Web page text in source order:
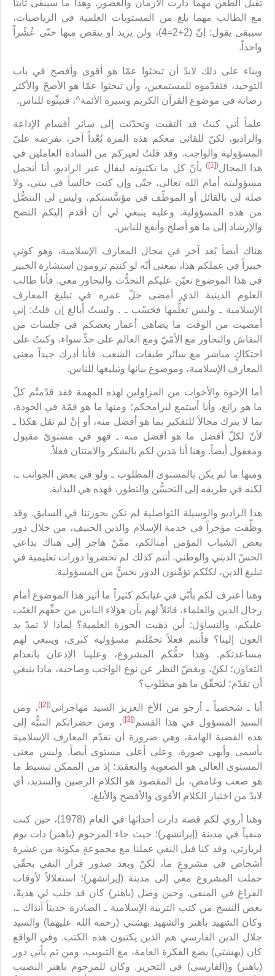
تقبل الطعن مهما دارت الأزمان والعصور. وهذا ما سيبقى ثابتاً
مع الطالب مهما بلغ من المستويات العلمية في الرياضيات،
سيبقى يقول: إنّ (2+2=4)، ولن يزيد أو ينقص منها حتّى عُشْراً
واحداً.
وبناء على ذلك لابدّ أن تبحثوا عمّا هو أقوى وأفصح في باب
التوحيد، فتقدّموه للمستمعين، وأن تبحثوا عمّا هو الأصحّ والأكثر
رصانة في موضوع القرآن الكريم وسيرة الأئمة^، فتبثّوه للناس.
علماً أني كنتُ قد التقيت وتحدّثت إلى سائر أقسام الإذاعة
والراديو، لكنّ للقائي معكم هذه المرة بُعْداً آخر، تفرضه عليّ
المسؤولية والواجب. وقد قلتُ لغيركم من السادة العاملين في
هذا المجال(
[1]
) بأنّ كل ما تكتبونه ليقال عبر الراديو، أنا أتحمل
مسؤوليته أمام الله تعالى، حتّى وإن كنت جالساً في بيتي، ولا
صلة لي بالقائل أو الموظّف في مؤسَّستكم، وليس لي التنصُّل
من هذه المسؤولية. وعليه ينبغي لي أن أقدم إليكم النصح
والإرشاد إلى ما هو أصلح وأنفع للناس.
هناك أيضاً بُعد آخر في مجال المعارف الإسلامية، وهو كوني
خبيراً في عملكم هذا، بمعنى أنّه لو كنتم ترومون استشارة الخبير
في هذا الموضوع تعيّن عليكم التحدُّث والتحاور معي. فأنا طالب
العلوم الدينية الذي أمضى جلّ عمره في تبليغ المعارف
الإسلامية ـ وليس تعلُّمها فحَسْب ـ . ولستُ أبالغ إن قلتُ: إني
أمضيت من الوقت ما يضاهي أعمار بعضكم في جلسات من
النقاش والتحاور مع الأمّيّ ومع العالم على حدٍّ سواء، وكنتُ على
احتكاكٍ مباشر مع سائر طبقات الشعب. فأنا أدرك جيداً معنى
المعارف الإسلامية، وموضوع بيانها وتبليغها للناس.
أما الإخوة والأخوات من المزاولين لهذه المهمة فقد قدّمتُم كلّ
ما هو رائع، وأنا أستمع لبرامجكم؛ ومنها ما هو قمّة في الجودة،
بما لا يترك مجالاً للتفكير بما هو أفضل منه، أو إنْ لم نقل هكذا ـ
لأنّ لكلّ أفضل ما هو أفضل منه ـ فهو في مستوىً مقبول
ومعقول أيضاً. وهنا أنا مَدين لكم بالشكر والامتنان فعلاً.
ومنها ما لم يكن بالمستوى المطلوب ـ ولو في بعض الجوانب ـ،
لكنه في طريقه إلى التحسُّن والتطور، فهذه هي البداية.
هذا الراديو والوسيلة التواصلية لم تكن بحوزتنا في السابق. وقد
وظِّفت مؤخراً في خدمة الإسلام والدين الحنيف، من خلال دور
بعض الشباب المؤمن أمثالكم، ممَّنْ هاجر إلى هناك بداعي
الحسّ الديني والوطني. أنتم كذلك لم تحضروا دورات تعليمية في
تبليغ الدين، لكنّكم تؤمِّنون الدور بحسٍّ من المسؤولية.
وهنا أعترف لكم بأنّي في غيابكم كثيراً ما أثير هذا الموضوع أمام
رجال الدين والعلماء، قائلاً لهم بأن هؤلاء الناس من حقِّهم العَتَب
عليكم، والتساؤل: أين ذهبت الحوزة العلمية؟ لماذا لا تمدّ يد
العون إلينا؟ فأنتم فعلاً تحمَّلتم مسؤولية كبرى، وينبغي لهم
مساعدتكم. وهذا حقُّكم المشروع، وعلينا الإذعان بانعدام
التعاون؛ لكنْ، وبغضّ النظر عن نوع الواجب وصاحبه، ماذا ينبغي
أن تقدّم؛ لتحقّق ما هو مطلوب؟
أنا ـ شخصياً ـ أرجو من الأخ العزيز السيد مهاجراني(
[2]
)، ومن
السيد المسؤول في هذا القسم(
[3]
)، ومن حضراتكم التنبُّه إلى
هذه القضية الهامة، وهي ضرورة أن تقدَّم المعارف الإسلامية
بأسمى وأبهى صورة، وعلى أعلى مستوى أيضاً. وليس معنى
المستوى العالي هو الصعوبة والتعقيد؛ إذ من الممكن تبسيط ما
هو صعب وغامض، بل المقصود هو الكلام الرصين والسديد، أي
لابدّ من اختيار الكلام الأقوى والأفصح والأبلغ.
وهنا أروي لكم قصة دارت أحداثها في العام (1978)، حين كنت
منفياً في مدينة (إيرانشهر)؛ حيث جاء المرحوم (باهنر) ذات يوم
لزيارتي، وقد كنا قبل النفي عملنا مع مجموعةٍ مكونة من عشرة
أشخاص في مشروعٍ ما، لكنْ وبعد صدور قرار النفي بحقّي
حملت المشروع معي إلى مدينة (إيرانشهر)؛ استغلالاً لأوقات
الفراغ في المنفى. وحين وصل (باهنر) كان قد جلب لي هديةً،
بعض النسخ من كتب التربية الإسلامية ـ الصادرة حديثاً آنذاك ـ،
وكان الشهيد باهنر والشهيد بهشتي (رحمة الله عليهما) والسيد
جلال الدين الفارسي هم الذين يكتبون هذه الكتب. وفي الواقع
كان (بهشتي) يضع الفكرة العامة، مع التبويب، ومن ثم يأتي دور
(باهنر) و(الفارسي) في التحرير. وكان للمرحوم باهنر النصيب